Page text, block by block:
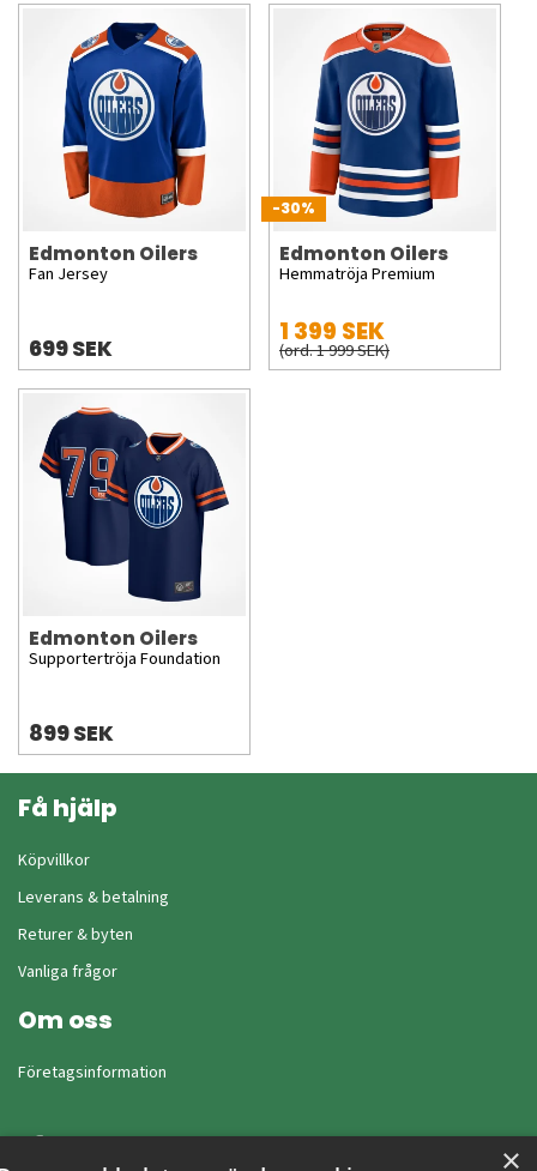
Edmonton Oilers
Fan Jersey
699 SEK
-30%
Edmonton Oilers
Hemmatröja Premium
1 399 SEK
(ord. 1 999 SEK)
Edmonton Oilers
Supportertröja Foundation
899 SEK
Få hjälp
Köpvillkor
Leverans & betalning
Returer & byten
Vanliga frågor
Om oss
Företagsinformation
×